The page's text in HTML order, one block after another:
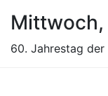
Mittwoch,
60. Jahrestag